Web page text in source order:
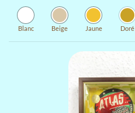
Blanc Beige Jaune Doré